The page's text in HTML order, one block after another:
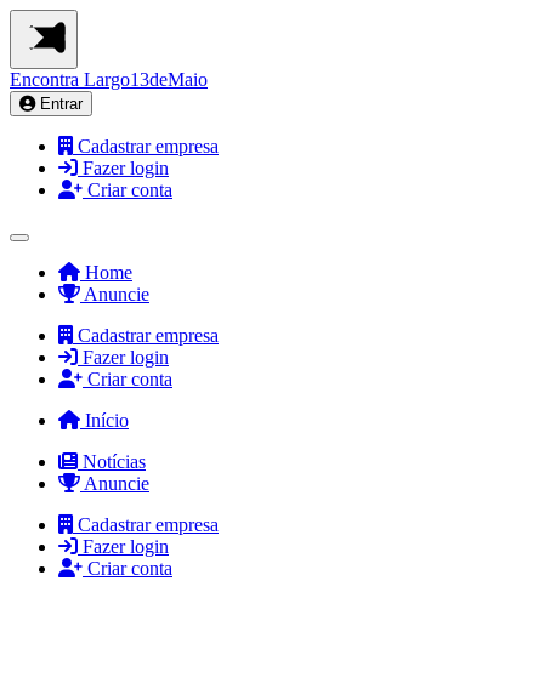
Encontra Largo13deMaio
Entrar
Cadastrar empresa
Fazer login
Criar conta
Home
Anuncie
Cadastrar empresa
Fazer login
Criar conta
Início
Notícias
Anuncie
Cadastrar empresa
Fazer login
Criar conta